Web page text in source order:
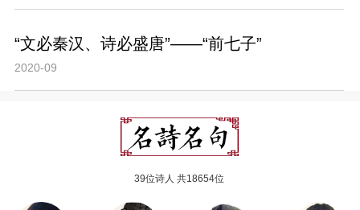
“文必秦汉、诗必盛唐”——“前七子”
2020-09
39位诗人 共18654位